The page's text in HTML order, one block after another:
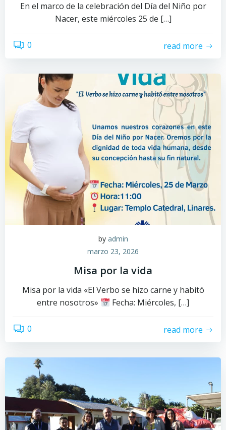
En el marco de la celebración del Día del Niño por
Nacer, este miércoles 25 de […]
0 read more
by admin
marzo 23, 2026
Misa por la vida
Misa por la vida «El Verbo se hizo carne y habitó
entre nosotros»
Fecha: Miércoles, […]
0 read more